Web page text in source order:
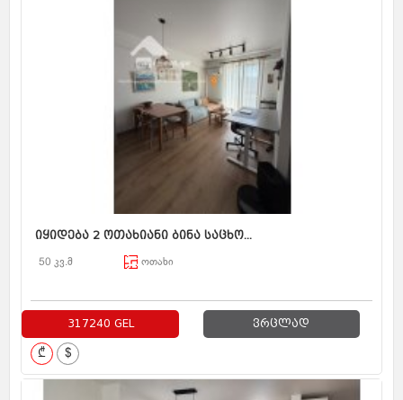
იყიდება 2 ოთახიანი ბინა საცხო...
50 კვ.მ ოთახი
317240 GEL ვრცლად
₾ $